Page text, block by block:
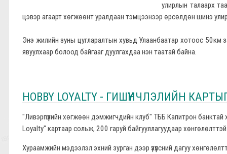
улирлын талаарх
цэвэр агаарт хөгжөөнт уралдаан тэмцээнээр өрсөлдөн шинэ
Энэ жилийн зуны цугларалтын хувьд Улаанбаатар хотоос
явуулхаар болоод байгааг дуулгахдаа нэн таатай байна.
HOBBY LOYALTY - ГИШҮҮНЧЛЭЛИЙН
"Ливэрпүүлийн хөгжөөн дэмжигчдийн клуб" ТББ Капитрон банктай
Loyalty" картаар сольж, 200 гаруй байгууллагуудаар
Хураамжийн мэдээлэл эхний зурган дээр үзүүлсний дагуу